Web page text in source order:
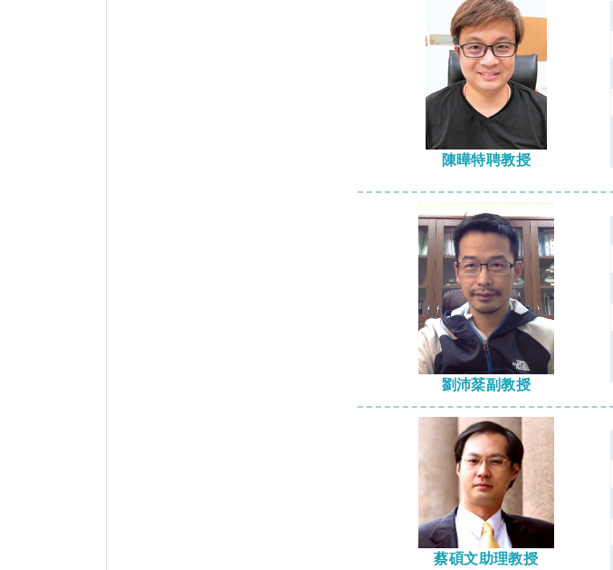
陳曄特聘教授
劉沛棻副教授
蔡碩文助理教授